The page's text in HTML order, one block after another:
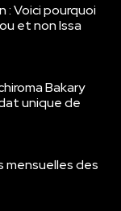
: Voici pourquoi
et non Issa
Bakary
unique de
mensuelles des